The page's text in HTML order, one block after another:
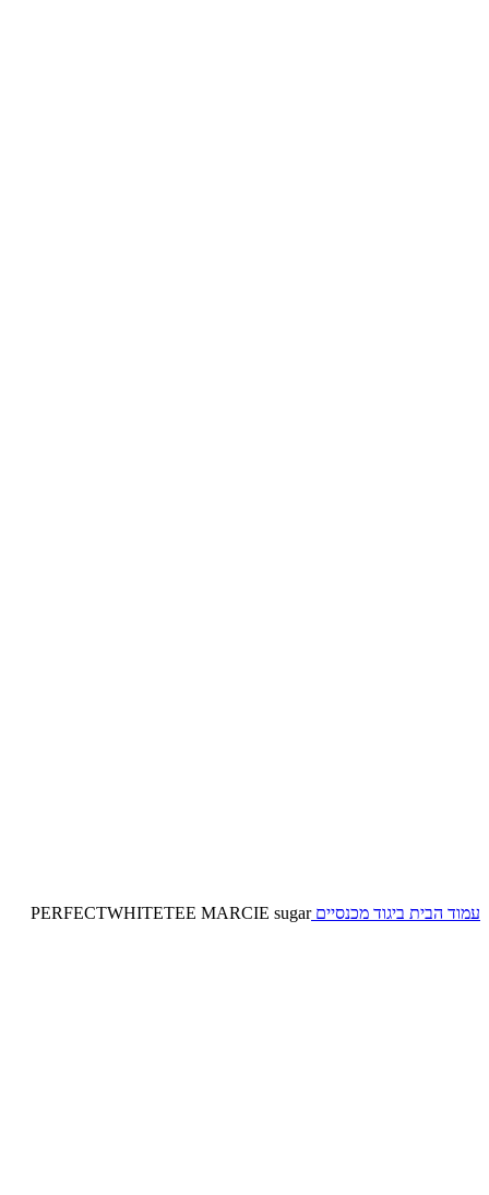
עמוד הבית ביגוד מכנסייםPERFECTWHITETEE MARCIE sugar